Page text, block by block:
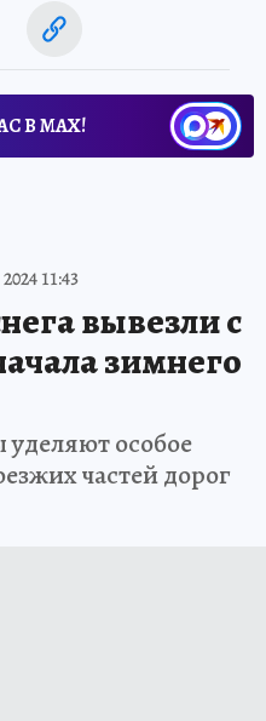
В МАХ!
11:43
вывезли с
зимнего
особое
частей дорог